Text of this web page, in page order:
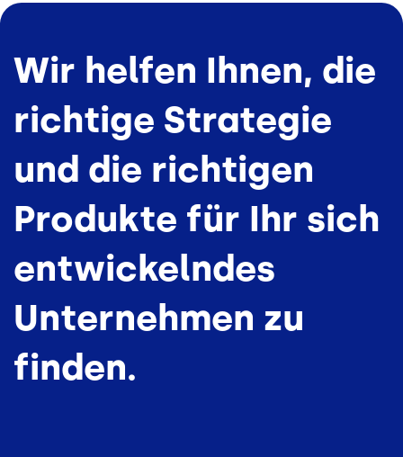
Wir helfen Ihnen, die
richtige Strategie
und die richtigen
Produkte für Ihr sich
entwickelndes
Unternehmen zu
finden.